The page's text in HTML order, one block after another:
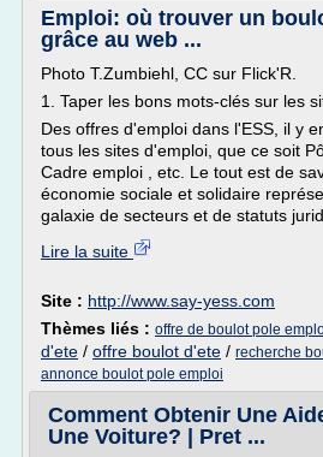
Emploi: où trouver un
grâce au web ...
Photo T.Zumbiehl, CC sur Flick'R.
1. Taper les bons mots-clés sur les
Des offres d'emploi dans l'ESS, il y
tous les sites d'emploi, que ce soit
Cadre emploi , etc. Le tout est de
économie sociale et solidaire
galaxie de secteurs et de statuts
Lire la suite
Site : http://www.say-yess.com
Thèmes liés : offre de boulot pole
d'ete / offre boulot d'ete / recherche
annonce boulot pole emploi
Comment Obtenir Une
Une Voiture? | Pret ...